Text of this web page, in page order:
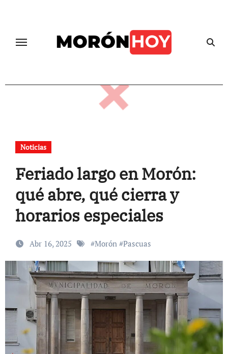
Noticias
Feriado largo en Morón:
qué abre, qué cierra y
horarios especiales
Abr 16, 2025 #Morón #Pascuas